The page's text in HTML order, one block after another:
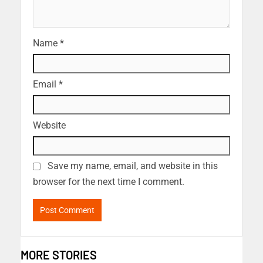
Name *
Email *
Website
Save my name, email, and website in this
browser for the next time I comment.
MORE STORIES